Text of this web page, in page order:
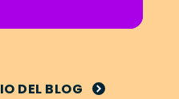
DEL BLOG